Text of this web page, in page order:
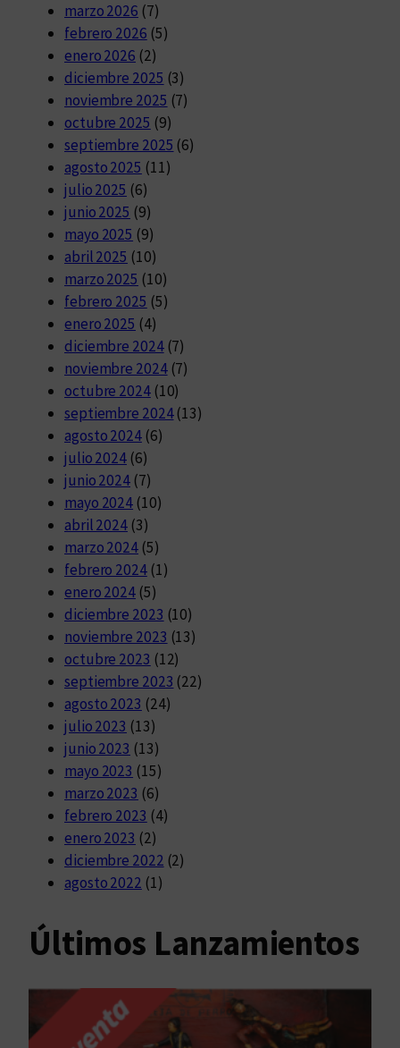
marzo 2026 (7)
febrero 2026 (5)
enero 2026 (2)
diciembre 2025 (3)
noviembre 2025 (7)
octubre 2025 (9)
septiembre 2025 (6)
agosto 2025 (11)
julio 2025 (6)
junio 2025 (9)
mayo 2025 (9)
abril 2025 (10)
marzo 2025 (10)
febrero 2025 (5)
enero 2025 (4)
diciembre 2024(7)
noviembre 2024(7)
octubre 2024(10)
septiembre 2024(13)
agosto 2024(6)
julio 2024 (6)
junio 2024 (7)
mayo 2024 (10)
abril 2024 (3)
marzo 2024 (5)
febrero 2024(1)
enero 2024 (5)
diciembre 2023 (10)
noviembre 2023 (13)
octubre 2023 (12)
septiembre 2023 (22)
agosto 2023 (24)
julio 2023 (13)
junio 2023 (13)
mayo 2023 (15)
marzo 2023 (6)
febrero 2023 (4)
enero 2023 (2)
diciembre 2022 (2)
agosto 2022 (1)
Últimos Lanzamientos